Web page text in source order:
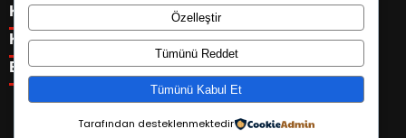
KATEGORİLER
Menü seçimi yapın. WP-ADMIN → Görünüm → Menüler
sayfasından menü eşleştirmesi yapınız.
KISAYOLLAR
Menü seçimi yapın. WP-ADMIN → Görünüm → Menüler
sayfasından menü eşleştirmesi yapınız.
E-BÜLTEN
Özelleştir
Tümünü Reddet
Tümünü Kabul Et
Tarafından desteklenmektedir